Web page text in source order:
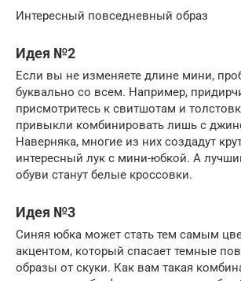
Интересный повседневный образ
Идея №2
Если вы не изменяете длине мини,
буквально со всем. Например,
присмотритесь к свитшотам и
привыкли комбинировать лишь с
Наверняка, многие из них создадут
интересный лук с мини-юбкой. А
обуви станут белые кроссовки.
Идея №3
Синяя юбка может стать тем самым
акцентом, который спасает темные
образы от скуки. Как вам такая